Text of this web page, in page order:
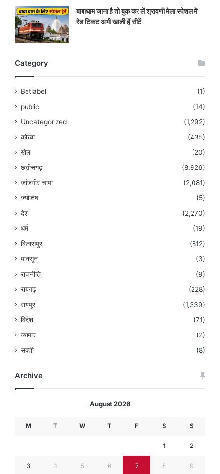
बाबाधाम जाना है तो बुक कर लें श्रावणी मेला स्पेशल में
रेल टिकट अभी खाली हैं सीटें
Category
Betlabel
(1)
public
(14)
Uncategorized
(1,292)
कोरबा
(435)
खेल
(20)
छत्तीसगढ़
(8,926)
जांजगीर चांपा
(2,081)
ज्योतिष
(5)
देश
(2,270)
धर्म
(19)
बिलासपुर
(812)
मानसून
(3)
राजनीति
(9)
रायगढ़
(228)
रायपुर
(1,339)
विदेश
(71)
व्यापार
(2)
सक्ती
(8)
Archive
August 2026
M T W T F S S
1 2
3 4 5 6 7 8 9